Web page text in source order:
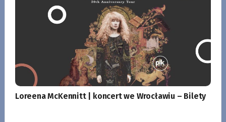
Loreena McKennitt | koncert we Wrocławiu – Bilety